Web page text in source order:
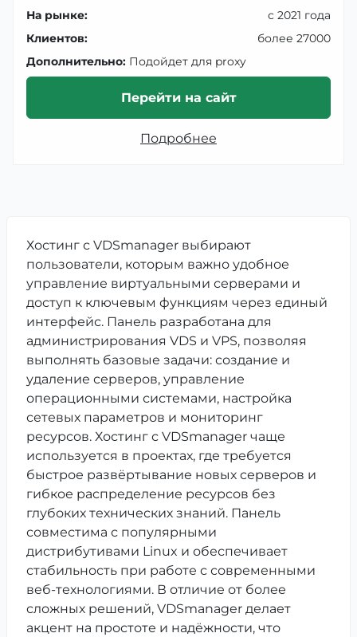
Хостинг с VDSmanager выбирают
пользователи, которым важно удобное
управление виртуальными серверами и
доступ к ключевым функциям через единый
интерфейс. Панель разработана для
администрирования VDS и VPS, позволяя
выполнять базовые задачи: создание и
удаление серверов, управление
операционными системами, настройка
сетевых параметров и мониторинг
ресурсов. Хостинг с VDSmanager чаще
используется в проектах, где требуется
быстрое развёртывание новых серверов и
гибкое распределение ресурсов без
глубоких технических знаний. Панель
совместима с популярными
дистрибутивами Linux и обеспечивает
стабильность при работе с современными
веб-технологиями. В отличие от более
сложных решений, VDSmanager делает
акцент на простоте и надёжности, что
На рынке:
с 2021 года
Клиентов:
более 27000
Дополнительно: Подойдет для proxy
Перейти на сайт
Подробнее